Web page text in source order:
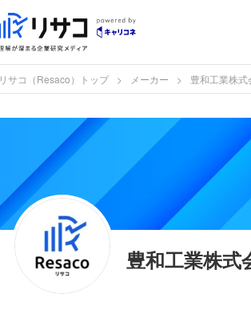
リサコ（Resaco）トップ メーカー 豊和工業株式
豊和工業株式